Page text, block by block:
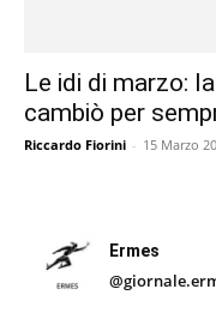
Le idi di marzo:
cambiò per
Riccardo Fiorini - 15 Marzo
Ermes